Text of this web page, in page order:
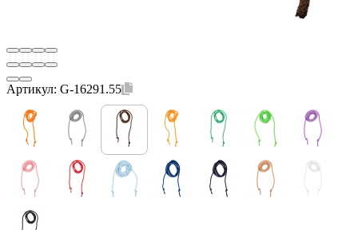
Артикул: G-16291.55